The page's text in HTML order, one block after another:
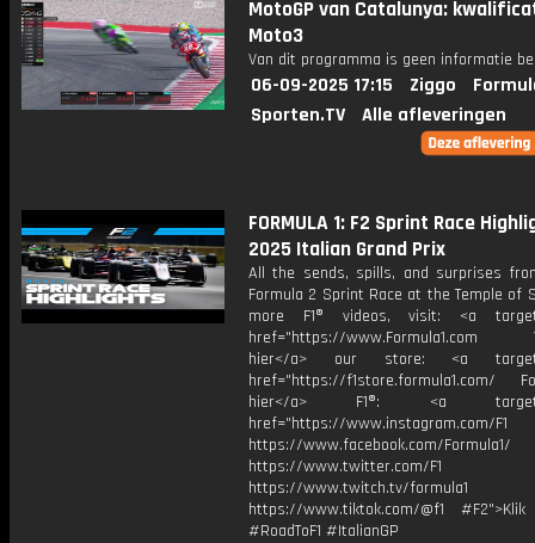
MotoGP van Catalunya:
Moto3
Van dit programma is geen informatie
06-09-2025 17:15 Ziggo
Sporten.TV
Alle afleveringen
FORMULA 1: F2 Sprint Race
2025 Italian Grand Prix
All the sends, spills, and surprises
Formula 2 Sprint Race at the Temple of
more F1® videos, visit: <a
href="https://www.Formula1.com
hier</a> our store: <a
href="https://f1store.formula1.com/
hier</a> F1®: <a
href="https://www.instagram.com/F1
https://www.facebook.com/Formula1/
https://www.twitter.com/F1
https://www.twitch.tv/formula1
https://www.tiktok.com/@f1
#RoadToF1 #ItalianGP